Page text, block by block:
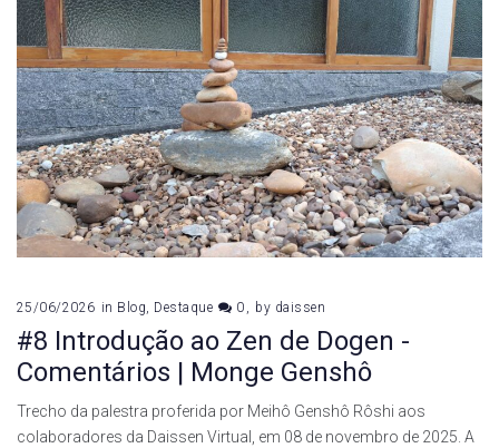
25/06/2026 in Blog, Destaque 0 by daissen
#8 Introdução ao Zen de Dogen -
Comentários | Monge Genshô
Trecho da palestra proferida por Meihô Genshô Rôshi aos
colaboradores da Daissen Virtual, em 08 de novembro de 2025. A